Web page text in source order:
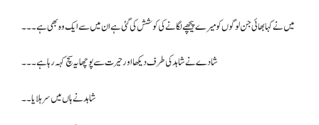
میں نے کہا بھائی جن لوگوں کو میرے پیچھے لگانے کی کوشش کی گئی ہے ان میں سے ایک وہ بھی ہے۔۔۔
شادے نے شاہد کی طرف دیکھا اور حیرت سے پوچھا یہ سچ کہہ رہا ہے۔۔۔
شاہد نے ہاں میں سر ہلایا ۔۔